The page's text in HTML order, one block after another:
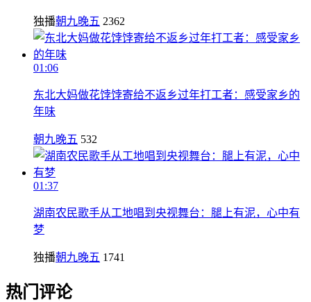
独播朝九晚五 2362
01:06
东北大妈做花饽饽寄给不返乡过年打工者：感受家乡的
年味
朝九晚五 532
01:37
湖南农民歌手从工地唱到央视舞台：腿上有泥，心中有
梦
独播朝九晚五 1741
热门评论